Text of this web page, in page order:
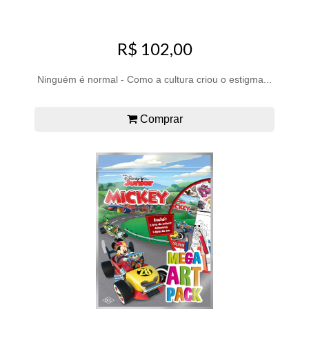
R$ 102,00
Ninguém é normal - Como a cultura criou o estigma...
Comprar